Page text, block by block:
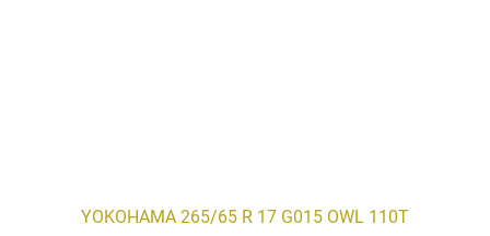
YOKOHAMA 265/65 R 17 G015 OWL 110T